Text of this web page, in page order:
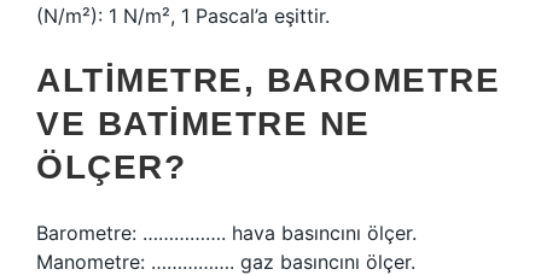
(N/m²): 1 N/m², 1 Pascal’a eşittir.
ALTIMETRE, BAROMETRE
VE BATIMETRE NE
ÖLÇER?
Barometre: ……………. hava basıncını ölçer.
Manometre: ……………. gaz basıncını ölçer.